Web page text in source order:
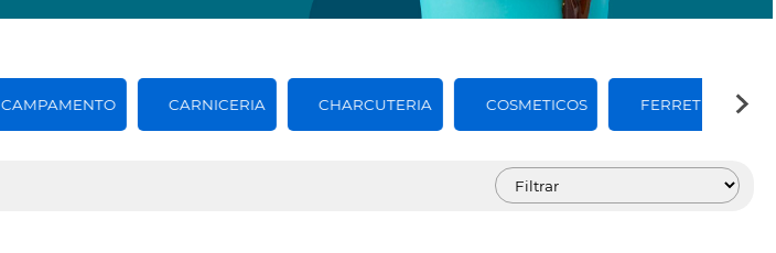
CAMPAMENTO CARNICERIA CHARCUTERIA COSMETICOS FERRETERIA